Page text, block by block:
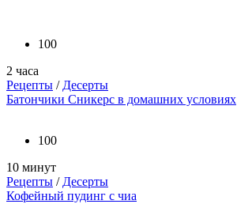
100
2 часа
Рецепты / Десерты
Батончики Сникерс в домашних условиях
100
10 минут
Рецепты / Десерты
Кофейный пудинг с чиа